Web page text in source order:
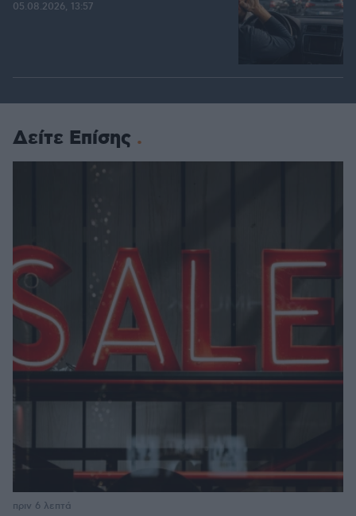
05.08.2026, 13:57
Δείτε Επίσης
πριν 6 λεπτά